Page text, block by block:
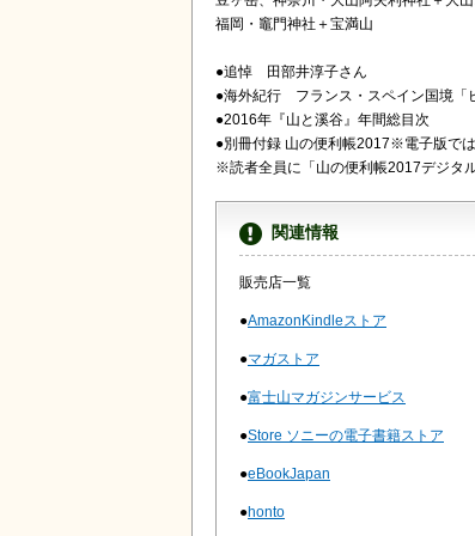
福岡・竈門神社＋宝満山
●追悼 田部井淳子さん
●海外紀行 フランス・スペイン国境「
●2016年『山と溪谷』年間総目次
●別冊付録 山の便利帳2017※電子版で
※読者全員に「山の便利帳2017デジタ
関連情報
販売店一覧
●AmazonKindleストア
●マガストア
●富士山マガジンサービス
●Store ソニーの電子書籍ストア
●eBookJapan
●honto